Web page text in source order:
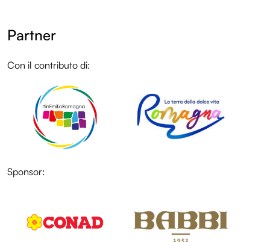
Partner
Con il contributo di:
Sponsor: